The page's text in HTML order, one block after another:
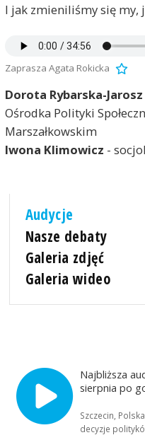
I jak zmieniliśmy się my,
Zaprasza Agata Rokicka
Dorota Rybarska-Jarosz
Ośrodka Polityki
Marszałkowskim
Iwona Klimowicz -
Audycje
Nasze debaty
Galeria zdjęć
Galeria wideo
Najbliższa
sierpnia po
Szczecin,
decyzje